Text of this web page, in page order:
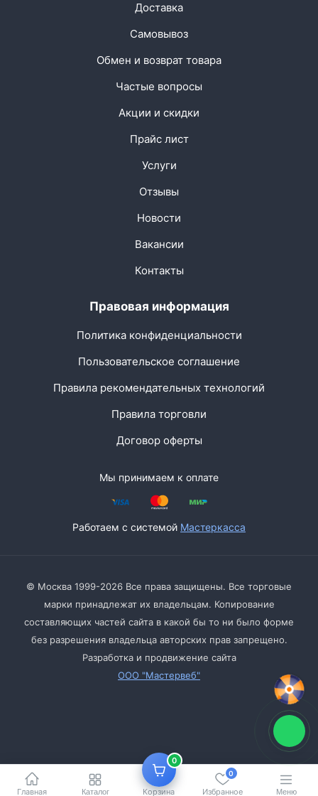
Главная Каталог
0
Корзина Избранное
0
Меню
Доставка
Самовывоз
Обмен и возврат товара
Частые вопросы
Акции и скидки
Прайс лист
Услуги
Отзывы
Новости
Вакансии
Контакты
Правовая информация
Политика конфиденциальности
Пользовательское соглашение
Правила рекомендательных технологий
Правила торговли
Договор оферты
Мы принимаем к оплате
Работаем с системой Мастеркасса
© Москва 1999-2026 Все права защищены. Все торговые
марки принадлежат их владельцам. Копирование
составляющих частей сайта в какой бы то ни было форме
без разрешения владельца авторских прав запрещено.
Разработка и продвижение сайта
ООО "Мастервеб"